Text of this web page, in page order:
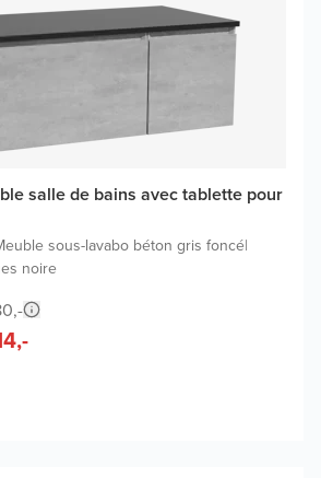
salle de bains avec tablette pour
sous-lavabo béton gris foncé|
noire